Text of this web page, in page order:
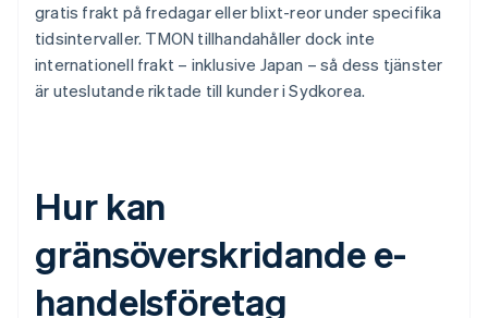
gratis frakt på fredagar eller blixt-reor under specifika
tidsintervaller. TMON tillhandahåller dock inte
internationell frakt – inklusive Japan – så dess tjänster
är uteslutande riktade till kunder i Sydkorea.
Hur kan
gränsöverskridande e-
handelsföretag